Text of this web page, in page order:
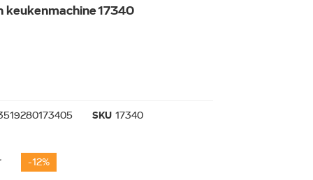
keukenmachine 17340
SKU 17340
-12%